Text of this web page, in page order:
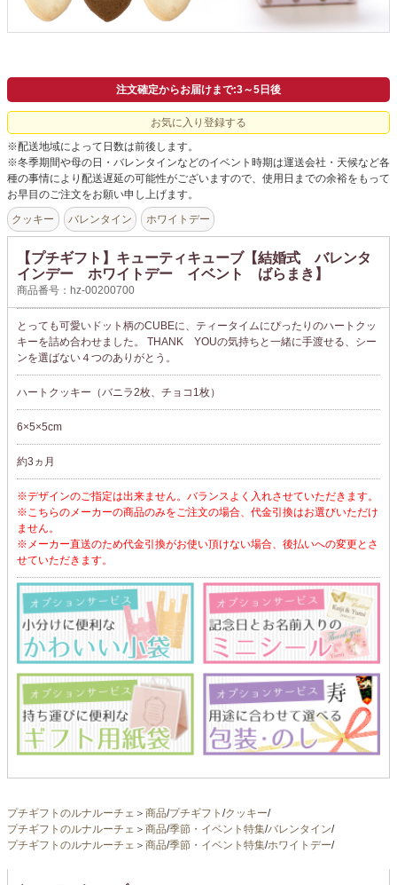
季節イベント特集
よくあるご質問
ドメイン指定受信について
無料サンプル・資料請求
お問合せ
注文確定からお届けまで:3～5日後
お気に入り登録する
※配送地域によって日数は前後します。
※冬季期間や母の日・バレンタインなどのイベント時期は運送会社・天候など各
種の事情により配送遅延の可能性がございますので、使用日までの余裕をもって
お早目のご注文をお願い申し上げます。
クッキー バレンタイン ホワイトデー
【プチギフト】キューティキューブ【結婚式 バレンタ
インデー ホワイトデー イベント ばらまき】
商品番号：hz-00200700
とっても可愛いドット柄のCUBEに、ティータイムにぴったりのハートクッ
キーを詰め合わせました。 THANK YOUの気持ちと一緒に手渡せる、シー
ンを選ばない４つのありがとう。
ハートクッキー（バニラ2枚、チョコ1枚）
6×5×5cm
約3ヵ月
※デザインのご指定は出来ません。バランスよく入れさせていただきます。
※こちらのメーカーの商品のみをご注文の場合、代金引換はお選びいただけ
ません。
※メーカー直送のため代金引換がお使い頂けない場合、後払いへの変更とさ
せていただきます。
プチギフトのルナルーチェ ＞ 商品/プチギフト /クッキー/
プチギフトのルナルーチェ ＞ 商品/季節・イベント特集/バレンタイン/
プチギフトのルナルーチェ ＞ 商品/季節・イベント特集/ホワイトデー/